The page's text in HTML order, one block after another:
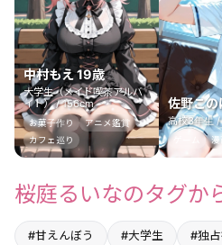
中村もえ 19歳
大学生（メイド喫茶アルバ
イト） / 156cm
お菓子作り
アニメ鑑賞
カフェ巡り
佐野この
高校3年生
漫
桜庭るいなのタグか
#甘えんぼう #大学生 #独